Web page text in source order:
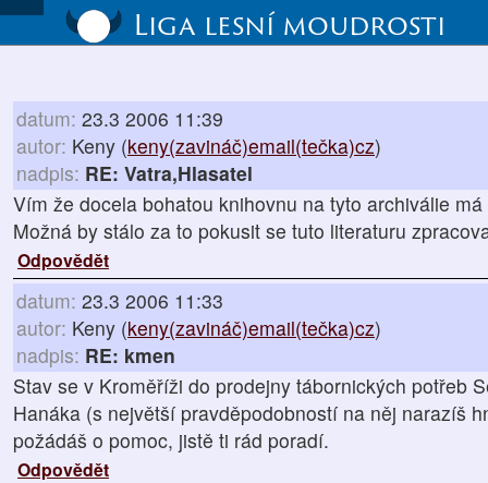
Liga lesní moudrosti
datum: 23.3 2006 11:39
autor: Keny (keny(zavináč)email(tečka)cz)
nadpis: RE: Vatra,Hlasatel
Vím že docela bohatou knihovnu na tyto archiválie
Možná by stálo za to pokusit se tuto literaturu
Odpovědět
datum: 23.3 2006 11:33
autor: Keny (keny(zavináč)email(tečka)cz)
nadpis: RE: kmen
Stav se v Kroměříži do prodejny tábornických potřeb
Hanáka (s největší pravděpodobností na něj narazíš
požádáš o pomoc, jistě ti rád poradí.
Odpovědět